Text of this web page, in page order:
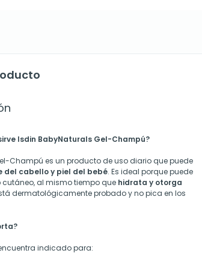
Isdin BabyNaturals Gel-Champú?
Champú es un producto de uso diario que puede
del cabello y piel del bebé. Es ideal porque puede
cutáneo, al mismo tiempo que hidrata y otorga
dermatológicamente probado y no pica en los
indicado para: